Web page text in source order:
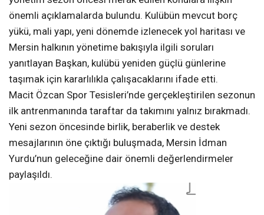
önemli açıklamalarda bulundu. Kulübün mevcut borç
yükü, mali yapı, yeni dönemde izlenecek yol haritası ve
Mersin halkının yönetime bakışıyla ilgili soruları
yanıtlayan Başkan, kulübü yeniden güçlü günlerine
taşımak için kararlılıkla çalışacaklarını ifade etti.
Macit Özcan Spor Tesisleri’nde gerçekleştirilen sezonun
ilk antrenmanında taraftar da takımını yalnız bırakmadı.
Yeni sezon öncesinde birlik, beraberlik ve destek
mesajlarının öne çıktığı buluşmada, Mersin İdman
Yurdu’nun geleceğine dair önemli değerlendirmeler
paylaşıldı.